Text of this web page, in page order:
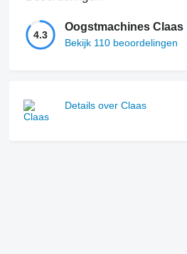
4.3
Oogstmachines Claas
Bekijk 110 beoordelingen
Details over Claas